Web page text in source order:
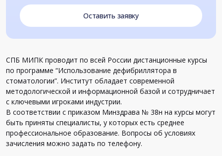
Оставить заявку
СПБ МИПК проводит по всей России дистанционные курсы
по программе “Использование дефибриллятора в
стоматологии”. Институт обладает современной
методологической и информационной базой и сотрудничает
с ключевыми игроками индустрии.
В соответствии с приказом Минздрава № 38н на курсы могут
быть приняты специалисты, у которых есть среднее
профессиональное образование. Вопросы об условиях
зачисления можно задать по телефону.